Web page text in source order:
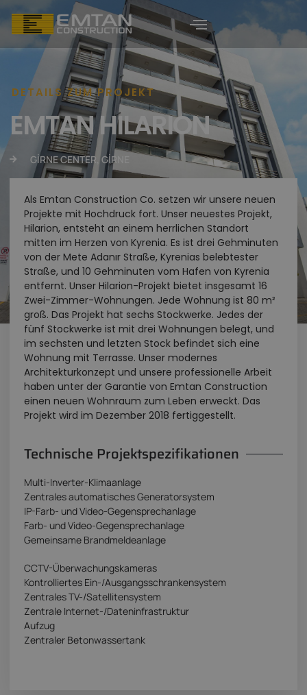
DETAILS ZUM PROJEKT
EMTAN HILARION
GİRNE CENTER, GİRNE
Als Emtan Construction Co. setzen wir unsere neuen
Projekte mit Hochdruck fort. Unser neuestes Projekt,
Hilarion, entsteht an einem herrlichen Standort
mitten im Herzen von Kyrenia. Es ist drei Gehminuten
von der Mete Adanır Straße, Kyrenias belebtester
Straße, und 10 Gehminuten vom Hafen von Kyrenia
entfernt. Unser Hilarion-Projekt bietet insgesamt 16
Zwei-Zimmer-Wohnungen. Jede Wohnung ist 80 m²
groß. Das Projekt hat sechs Stockwerke. Jedes der
fünf Stockwerke ist mit drei Wohnungen belegt, und
im sechsten und letzten Stock befindet sich eine
Wohnung mit Terrasse. Unser modernes
Architekturkonzept und unsere professionelle Arbeit
haben unter der Garantie von Emtan Construction
einen neuen Wohnraum zum Leben erweckt. Das
Projekt wird im Dezember 2018 fertiggestellt.
Technische Projektspezifikationen
Multi-Inverter-Klimaanlage
Zentrales automatisches Generatorsystem
IP-Farb- und Video-Gegensprechanlage
Farb- und Video-Gegensprechanlage
Gemeinsame Brandmeldeanlage
CCTV-Überwachungskameras
Kontrolliertes Ein-/Ausgangsschrankensystem
Zentrales TV-/Satellitensystem
Zentrale Internet-/Dateninfrastruktur
Aufzug
Zentraler Betonwassertank